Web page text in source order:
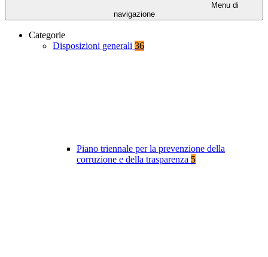
Menu di
navigazione
Categorie
Disposizioni generali 36
Piano triennale per la prevenzione della
corruzione e della trasparenza 5